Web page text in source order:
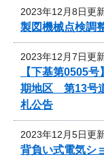
2023年12月8日更
製図機械点検調
2023年12月7日更
【下基第0505
期地区 第13号
札公告
2023年12月5日更
背負い式電気シ